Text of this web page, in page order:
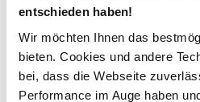
entschieden haben!
Wir möchten Ihnen das
bieten. Cookies und andere
bei, dass die Webseite
Performance im Auge haben
Jungen Sweatshorts
Sportliche Sweatshorts von
Elastischer Gummibund mit
Zwei Eingrifftaschen